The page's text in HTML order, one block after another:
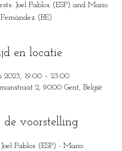
Joel Pablos (ESP) and Mario
Fernàndez (BE)
en locatie
2023, 19:00 – 23:00
2, 9000 Gent, België
de voorstelling
Joel Pablos (ESP) - Mario